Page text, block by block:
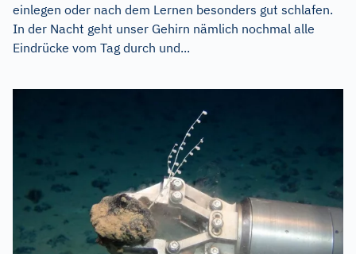
einlegen oder nach dem Lernen besonders gut schlafen.
In der Nacht geht unser Gehirn nämlich nochmal alle
Eindrücke vom Tag durch und...